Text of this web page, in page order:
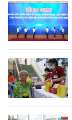
TIN MỚI
TIN ĐỊA PHƯƠNG
Đồng bằng
Bắc Trung Bộ